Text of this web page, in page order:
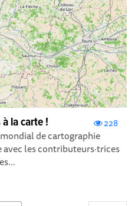
228
la carte !
de cartographie
les contributeurs·trices